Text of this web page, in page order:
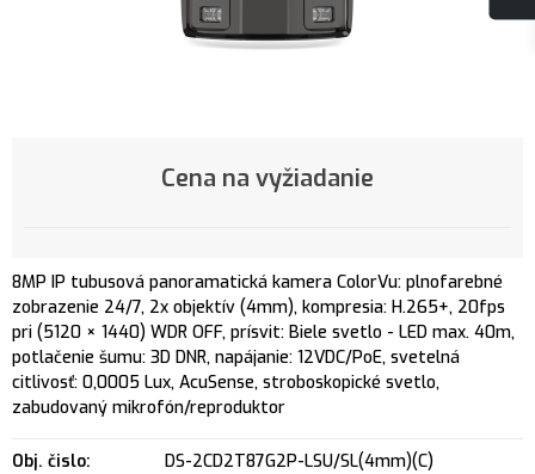
Cena na vyžiadanie
8MP IP tubusová panoramatická kamera ColorVu: plnofarebné
zobrazenie 24/7, 2x objektív (4mm), kompresia: H.265+, 20fps
pri (5120 × 1440) WDR OFF, prísvit: Biele svetlo - LED max. 40m,
potlačenie šumu: 3D DNR, napájanie: 12VDC/PoE, svetelná
citlivosť: 0,0005 Lux, AcuSense, stroboskopické svetlo,
zabudovaný mikrofón/reproduktor
Obj. čislo: DS-2CD2T87G2P-LSU/SL(4mm)(C)